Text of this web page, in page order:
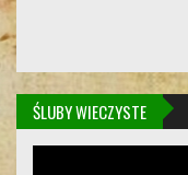
ŚLUBY WIECZYSTE